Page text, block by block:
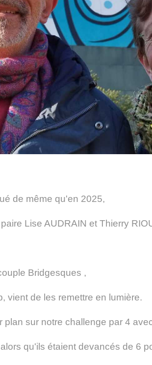
de même qu'en 2025,
Lise AUDRAIN et Thierry
Bridgesques ,
vient de les remettre en lumière.
plan sur notre challenge par 4
qu'ils étaient devancés de 6